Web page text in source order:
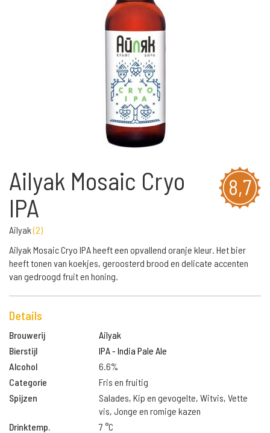
8,7
Ailyak Mosaic Cryo
IPA
Ailyak(2)
Ailyak Mosaic Cryo IPA heeft een opvallend oranje kleur. Het bier
heeft tonen van koekjes, geroosterd brood en delicate accenten
van gedroogd fruit en honing.
Details
Brouwerij
Ailyak
Bierstijl
IPA - India Pale Ale
Alcohol
6.6%
Categorie
Fris en fruitig
Spijzen
Salades, Kip en gevogelte, Witvis, Vette
vis, Jonge en romige kazen
Drinktemp.
7 °C